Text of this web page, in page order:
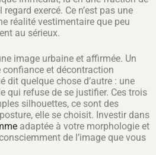
exercé. Ce n’est pas une
réalité vestimentaire que peu
au sérieux.
image urbaine et affirmée. Un
et décontraction
dit quelque chose d’autre : une
qui refuse de se justifier. Ces trois
silhouettes, ce sont des
elle se choisit. Investir dans
adaptée à votre morphologie et
de l’image que vous